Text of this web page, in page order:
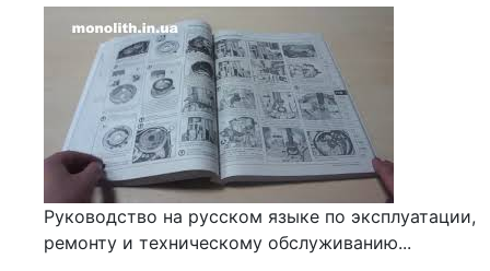
Руководство на русском языке по эксплуатации,
ремонту и техническому обслуживанию...